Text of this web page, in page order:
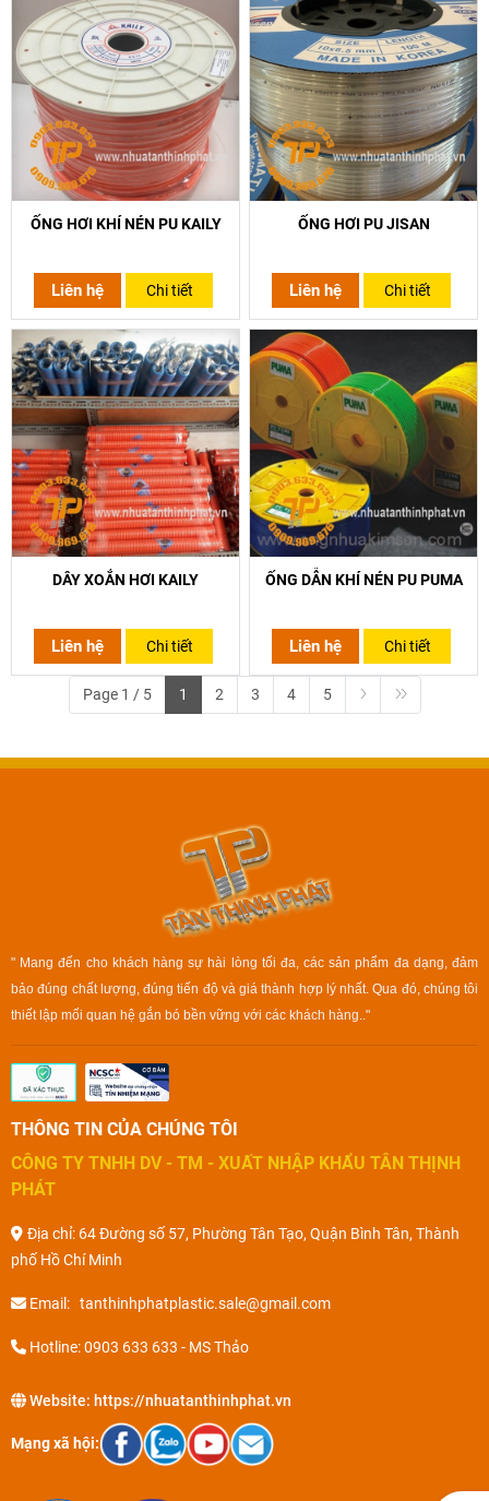
ỐNG HƠI KHÍ NÉN PU KAILY
Liên hệ Chi tiết
ỐNG HƠI PU JISAN
Liên hệ Chi tiết
DÂY XOẮN HƠI KAILY
Liên hệ Chi tiết
ỐNG DẪN KHÍ NÉN PU PUMA
Liên hệ Chi tiết
Page 1 / 5 1 2 3 4 5
" Mang đến cho khách hàng sự hài lòng tối đa, các sản phẩm đa dạng, đảm
bảo đúng chất lượng, đúng tiến độ và giá thành hợp lý nhất. Qua đó, chúng tôi
thiết lập mối quan hệ gắn bó bền vững với các khách hàng.."
THÔNG TIN CỦA CHÚNG TÔI
CÔNG TY TNHH DV - TM - XUẤT NHẬP KHẨU TÂN THỊNH
PHÁT
Địa chỉ: 64 Đường số 57, Phường Tân Tạo, Quận Bình Tân, Thành
phố Hồ Chí Minh
Email: tanthinhphatplastic.sale@gmail.com
Hotline: 0903 633 633 - MS Thảo
Website: https://nhuatanthinhphat.vn
Mạng xã hội: